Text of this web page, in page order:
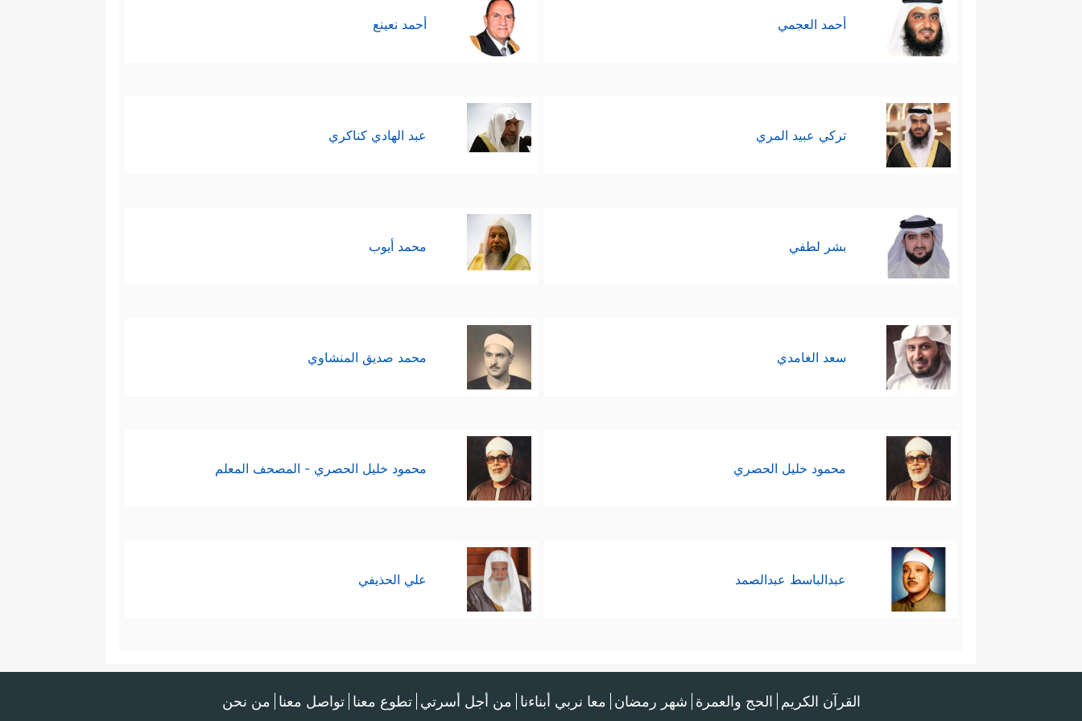
أحمد العجمي أحمد نعينع
تركي عبيد المري عبد الهادي كناكري
بشر لطفي محمد أيوب
سعد الغامدي محمد صديق المنشاوي
محمود خليل الحصري محمود خليل الحصري - المصحف المعلم
عبدالباسط عبدالصمد علي الحذيفي
القرآن الكريم الحج والعمرة شهر رمضان معا نربي أبناءنا من أجل أسرتي تطوع معنا تواصل معنا من نحن